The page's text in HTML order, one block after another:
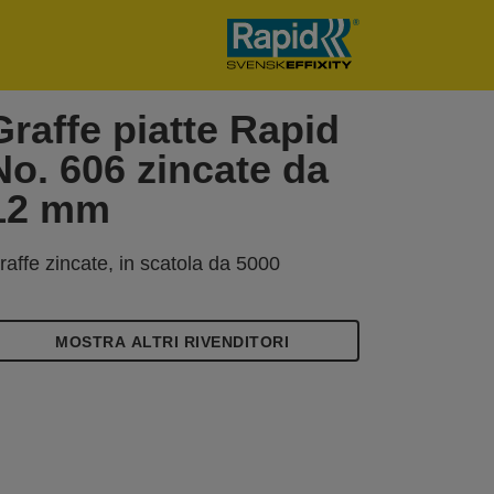
piatte Rapid
606 zincate da
mm
zincate, in scatola da 5000
MOSTRA ALTRI RIVENDITORI